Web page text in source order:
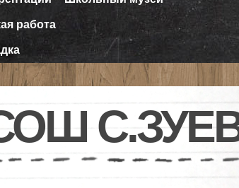
работа